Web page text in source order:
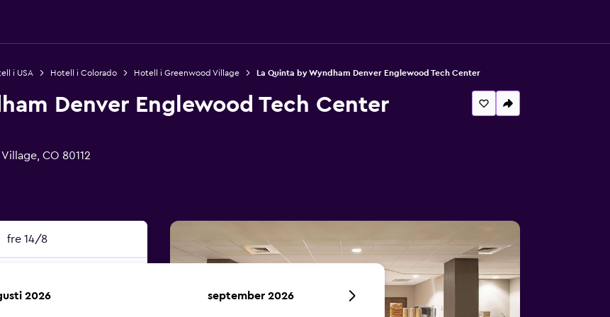
i USA Hotell i Colorado Hotell i Greenwood Village La Quinta by Wyndham Denver Englewood Tech Center
Denver Englewood Tech Center
CO 80112
fre 14/8
2026 september 2026